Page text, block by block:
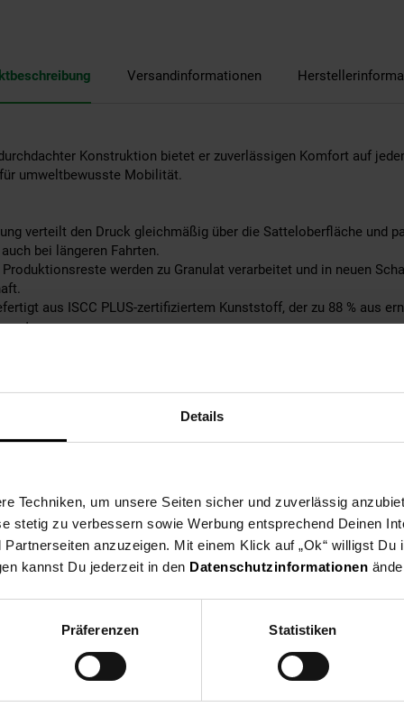
Details
Techniken, um unsere Seiten sicher und zuverlässig
stetig zu verbessern sowie Werbung entsprechend Deinen
anzuzeigen. Mit einem Klick auf „Ok“ willigst Du
kannst Du jederzeit in den Datenschutzinformationen
Präferenzen Statistiken
Versandinformationen
Konstruktion bietet er zuverlässigen Komfort auf
umweltbewusste Mobilität.
verteilt den Druck gleichmäßig über die Satteloberfläche und
bei längeren Fahrten.
werden zu Granulat verarbeitet und in neuen
aus ISCC PLUS-zertifiziertem Kunststoff, der zu 88 % aus
Fahrten in der Stadt und der Natur.
macht den Sattel zu 100 % wasserdicht – für trockene
sich kompatible Selle Royal-Satteltaschen und Zubehör
Unisex - Stracciatella ISCC+